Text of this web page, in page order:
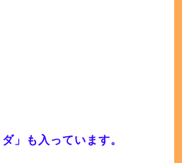
」も入っています。